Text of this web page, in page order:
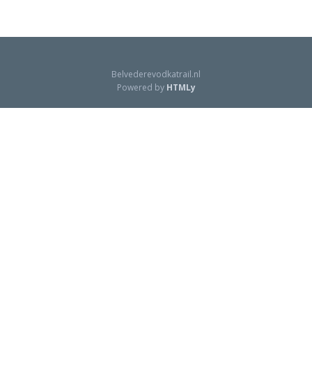
Belvederevodkatrail.nl
Powered by HTMLy